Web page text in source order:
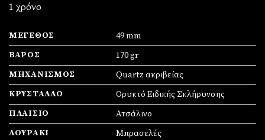
1 χρόνο
ΜΈΓΕΘΟΣ
49 mm
ΒΆΡΟΣ
170 gr
ΜΗΧΑΝΙΣΜΌΣ
Quartz ακριβείας
ΚΡΎΣΤΑΛΛΟ
Ορυκτό Ειδικής Σκλήρυνσης
ΠΛΑΊΣΙΟ
Ατσάλινο
ΛΟΥΡΆΚΙ
Μπρασελές